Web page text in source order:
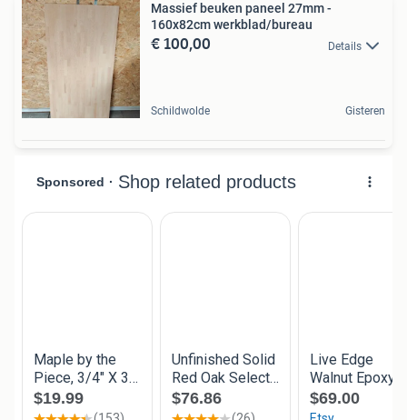
Massief beuken paneel 27mm -
160x82cm werkblad/bureau
€ 100,00 Details
Schildwolde Gisteren